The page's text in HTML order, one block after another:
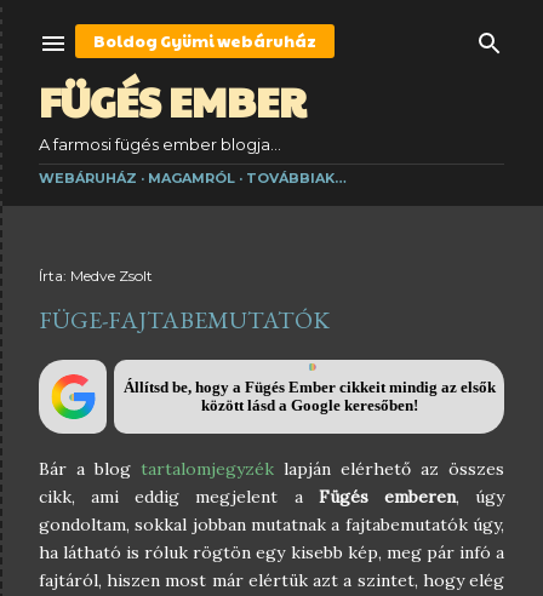
Ugrás a fő tartalomra
FÜGÉS EMBER
A farmosi fügés ember blogja...
Boldog Gyümiwebáruház
WEBÁRUHÁZ MAGAMRÓL TOVÁBBIAK…
Írta: Medve Zsolt
FÜGE-FAJTABEMUTATÓK
Állítsd be, hogy a Fügés Ember cikkeit mindig az elsők
között lásd a Google keresőben!
Bár a blog tartalomjegyzék lapján elérhető az összes
cikk, ami eddig megjelent a Fügés emberen, úgy
gondoltam, sokkal jobban mutatnak a fajtabemutatók úgy,
ha látható is róluk rögtön egy kisebb kép, meg pár infó a
fajtáról, hiszen most már elértük azt a szintet, hogy elég